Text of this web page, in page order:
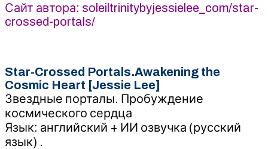
Сайт автора: soleiltrinitybyjessielee_com/star-
crossed-portals/
Star-Crossed Portals.Awakening the
Cosmic Heart [Jessie Lee]
Звездные порталы. Пробуждение
космического сердца
Язык: английский + ИИ озвучка (русский
язык) .